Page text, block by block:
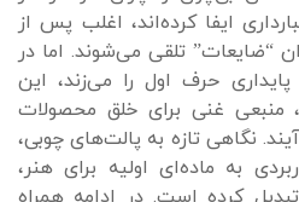
ایفا کرده‌اند، اغلب پس از
“ضایعات” تلقی می‌شوند. اما در
حرف اول را می‌زند، این
منبعی غنی برای خلق محصولات
نگاهی تازه به پالت‌های چوبی،
به ماده‌ای اولیه برای هنر،